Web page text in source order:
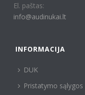
El. paštas:
info@audinukai.lt
INFORMACIJA
DUK
Pristatymo sąlygos